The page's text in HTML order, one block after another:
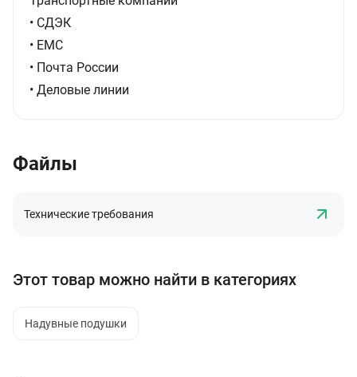
• СДЭК
• ЕМС
• Почта России
• Деловые линии
Файлы
Технические требования
Этот товар можно найти в категориях
Надувные подушки